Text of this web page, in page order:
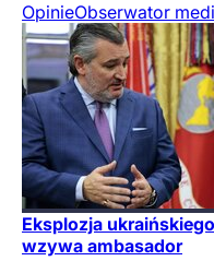
OpinieObserwator
Eksplozja
wzywa ambasador